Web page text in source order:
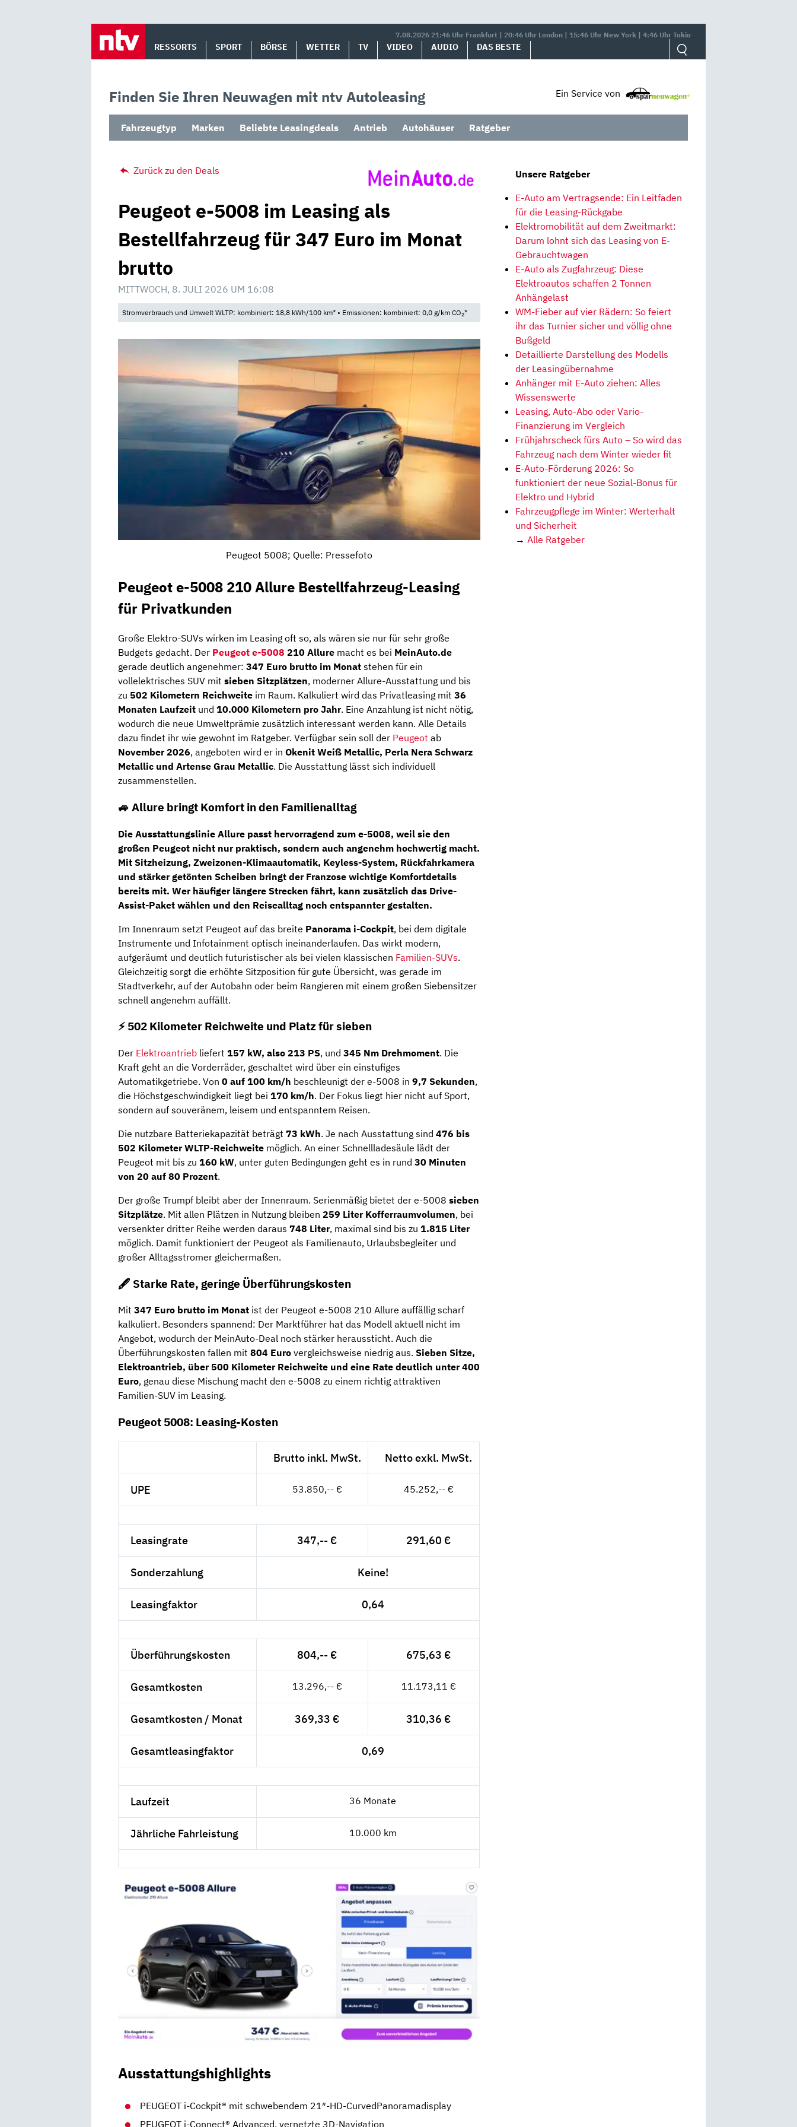
7.08.2026 21:46 Uhr Frankfurt | 20:46 Uhr London | 15:46 Uhr New York | 4:46 Uhr Tokio
RESSORTS SPORT BÖRSE WETTER TV VIDEO AUDIO DAS BESTE
Finden Sie Ihren Neuwagen mit ntv Autoleasing Ein Service von
Fahrzeugtyp Marken Beliebte Leasingdeals Antrieb Autohäuser Ratgeber
Zurück zu den Deals
Peugeot e-5008 im Leasing als
Bestellfahrzeug für 347 Euro im Monat
brutto
MITTWOCH, 8. JULI 2026 UM 16:08
Stromverbrauch und Umwelt WLTP: kombiniert: 18,8 kWh/100 km* • Emissionen: kombiniert: 0,0 g/km CO2*
Peugeot 5008; Quelle: Pressefoto
Peugeot e-5008 210 Allure Bestellfahrzeug-Leasing
für Privatkunden
Große Elektro-SUVs wirken im Leasing oft so, als wären sie nur für sehr große
Budgets gedacht. Der Peugeot e-5008 210 Allure macht es bei MeinAuto.de
gerade deutlich angenehmer: 347 Euro brutto im Monat stehen für ein
vollelektrisches SUV mit sieben Sitzplätzen, moderner Allure-Ausstattung und bis
zu 502 Kilometern Reichweite im Raum. Kalkuliert wird das Privatleasing mit 36
Monaten Laufzeit und 10.000 Kilometern pro Jahr. Eine Anzahlung ist nicht nötig,
wodurch die neue Umweltprämie zusätzlich interessant werden kann. Alle Details
dazu findet ihr wie gewohnt im Ratgeber. Verfügbar sein soll der Peugeot ab
November 2026, angeboten wird er in Okenit Weiß Metallic, Perla Nera Schwarz
Metallic und Artense Grau Metallic. Die Ausstattung lässt sich individuell
zusammenstellen.
🚙 Allure bringt Komfort in den Familienalltag
Die Ausstattungslinie Allure passt hervorragend zum e-5008, weil sie den
großen Peugeot nicht nur praktisch, sondern auch angenehm hochwertig macht.
Mit Sitzheizung, Zweizonen-Klimaautomatik, Keyless-System, Rückfahrkamera
und stärker getönten Scheiben bringt der Franzose wichtige Komfortdetails
bereits mit. Wer häufiger längere Strecken fährt, kann zusätzlich das Drive-
Assist-Paket wählen und den Reisealltag noch entspannter gestalten.
Im Innenraum setzt Peugeot auf das breite Panorama i-Cockpit, bei dem digitale
Instrumente und Infotainment optisch ineinanderlaufen. Das wirkt modern,
aufgeräumt und deutlich futuristischer als bei vielen klassischen Familien-SUVs.
Gleichzeitig sorgt die erhöhte Sitzposition für gute Übersicht, was gerade im
Stadtverkehr, auf der Autobahn oder beim Rangieren mit einem großen Siebensitzer
schnell angenehm auffällt.
⚡️ 502 Kilometer Reichweite und Platz für sieben
Der Elektroantrieb liefert 157 kW, also 213 PS, und 345 Nm Drehmoment. Die
Kraft geht an die Vorderräder, geschaltet wird über ein einstufiges
Automatikgetriebe. Von 0 auf 100 km/h beschleunigt der e-5008 in 9,7 Sekunden,
die Höchstgeschwindigkeit liegt bei 170 km/h. Der Fokus liegt hier nicht auf Sport,
sondern auf souveränem, leisem und entspanntem Reisen.
Die nutzbare Batteriekapazität beträgt 73 kWh. Je nach Ausstattung sind 476 bis
502 Kilometer WLTP-Reichweite möglich. An einer Schnellladesäule lädt der
Peugeot mit bis zu 160 kW, unter guten Bedingungen geht es in rund 30 Minuten
von 20 auf 80 Prozent.
Der große Trumpf bleibt aber der Innenraum. Serienmäßig bietet der e-5008 sieben
Sitzplätze. Mit allen Plätzen in Nutzung bleiben 259 Liter Kofferraumvolumen, bei
versenkter dritter Reihe werden daraus 748 Liter, maximal sind bis zu 1.815 Liter
möglich. Damit funktioniert der Peugeot als Familienauto, Urlaubsbegleiter und
großer Alltagsstromer gleichermaßen.
🖋️ Starke Rate, geringe Überführungskosten
Mit 347 Euro brutto im Monat ist der Peugeot e-5008 210 Allure auffällig scharf
kalkuliert. Besonders spannend: Der Marktführer hat das Modell aktuell nicht im
Angebot, wodurch der MeinAuto-Deal noch stärker heraussticht. Auch die
Überführungskosten fallen mit 804 Euro vergleichsweise niedrig aus. Sieben Sitze,
Elektroantrieb, über 500 Kilometer Reichweite und eine Rate deutlich unter 400
Euro, genau diese Mischung macht den e-5008 zu einem richtig attraktiven
Familien-SUV im Leasing.
Peugeot 5008: Leasing-Kosten
Brutto inkl. MwSt. Netto exkl. MwSt.
UPE 53.850,-- € 45.252,-- €
Leasingrate 347,-- € 291,60 €
Sonderzahlung Keine!
Leasingfaktor 0,64
Überführungskosten 804,-- € 675,63 €
Gesamtkosten 13.296,-- € 11.173,11 €
Gesamtkosten / Monat 369,33 € 310,36 €
Gesamtleasingfaktor 0,69
Laufzeit 36 Monate
Jährliche Fahrleistung 10.000 km
Ausstattungshighlights
PEUGEOT i-Cockpit® mit schwebendem 21″-HD-CurvedPanoramadisplay
PEUGEOT i-Connect® Advanced, vernetzte 3D-Navigation
Unsere Ratgeber
E-Auto am Vertragsende: Ein Leitfaden
für die Leasing-Rückgabe
Elektromobilität auf dem Zweitmarkt:
Darum lohnt sich das Leasing von E-
Gebrauchtwagen
E-Auto als Zugfahrzeug: Diese
Elektroautos schaffen 2 Tonnen
Anhängelast
WM-Fieber auf vier Rädern: So feiert
ihr das Turnier sicher und völlig ohne
Bußgeld
Detaillierte Darstellung des Modells
der Leasingübernahme
Anhänger mit E-Auto ziehen: Alles
Wissenswerte
Leasing, Auto-Abo oder Vario-
Finanzierung im Vergleich
Frühjahrscheck fürs Auto – So wird das
Fahrzeug nach dem Winter wieder fit
E-Auto-Förderung 2026: So
funktioniert der neue Sozial-Bonus für
Elektro und Hybrid
Fahrzeugpflege im Winter: Werterhalt
und Sicherheit
→ Alle Ratgeber